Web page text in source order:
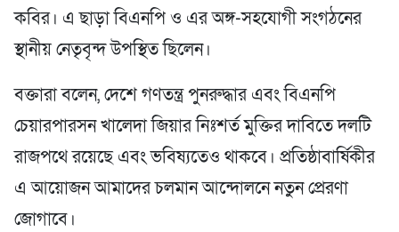
কবির। এ ছাড়া বিএনপি ও এর অঙ্গ-সহযোগী সংগঠনের
স্থানীয় নেতৃবৃন্দ উপস্থিত ছিলেন।
বক্তারা বলেন, দেশে গণতন্ত্র পুনরুদ্ধার এবং বিএনপি
চেয়ারপারসন খালেদা জিয়ার নিঃশর্ত মুক্তির দাবিতে দলটি
রাজপথে রয়েছে এবং ভবিষ্যতেও থাকবে। প্রতিষ্ঠাবার্ষিকীর
এ আয়োজন আমাদের চলমান আন্দোলনে নতুন প্রেরণা
জোগাবে।